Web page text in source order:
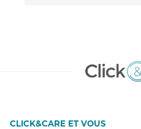
CLICK&CARE ET VOUS